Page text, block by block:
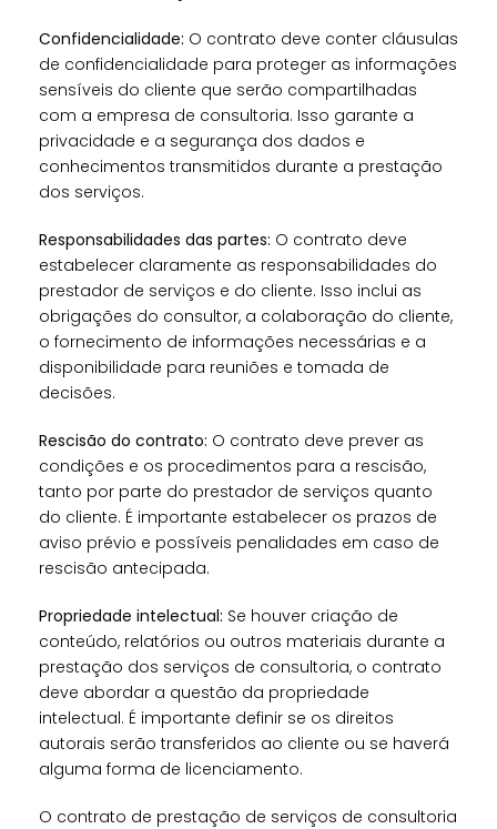
Confidencialidade: O contrato deve conter cláusulas
de confidencialidade para proteger as informações
sensíveis do cliente que serão compartilhadas
com a empresa de consultoria. Isso garante a
privacidade e a segurança dos dados e
conhecimentos transmitidos durante a prestação
dos serviços.
Responsabilidades das partes: O contrato deve
estabelecer claramente as responsabilidades do
prestador de serviços e do cliente. Isso inclui as
obrigações do consultor, a colaboração do cliente,
o fornecimento de informações necessárias e a
disponibilidade para reuniões e tomada de
decisões.
Rescisão do contrato: O contrato deve prever as
condições e os procedimentos para a rescisão,
tanto por parte do prestador de serviços quanto
do cliente. É importante estabelecer os prazos de
aviso prévio e possíveis penalidades em caso de
rescisão antecipada.
Propriedade intelectual: Se houver criação de
conteúdo, relatórios ou outros materiais durante a
prestação dos serviços de consultoria, o contrato
deve abordar a questão da propriedade
intelectual. É importante definir se os direitos
autorais serão transferidos ao cliente ou se haverá
alguma forma de licenciamento.
O contrato de prestação de serviços de consultoria